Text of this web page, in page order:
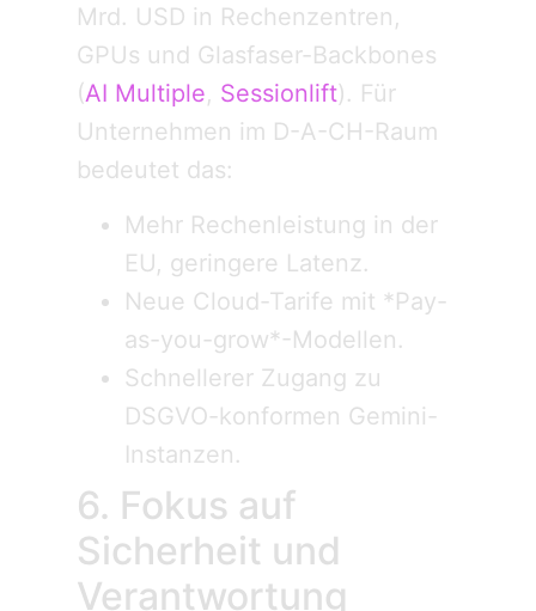
Mrd. USD in Rechenzentren,
GPUs und Glasfaser-Backbones
(AI Multiple, Sessionlift). Für
Unternehmen im D-A-CH-Raum
bedeutet das:
Mehr Rechenleistung in der
EU, geringere Latenz.
Neue Cloud-Tarife mit *Pay-
as-you-grow*-Modellen.
Schnellerer Zugang zu
DSGVO-konformen Gemini-
Instanzen.
6. Fokus auf
Sicherheit und
Verantwortung